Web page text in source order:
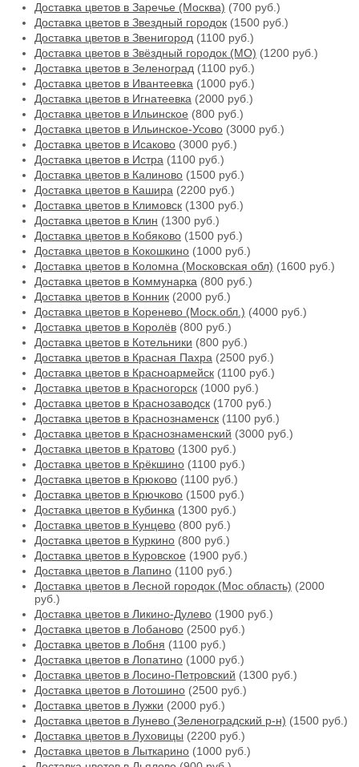
Доставка цветов в Заречье (Москва) (700 руб.)
Доставка цветов в Звездный городок (1500 руб.)
Доставка цветов в Звенигород (1100 руб.)
Доставка цветов в Звёздный городок (МО) (1200 руб.)
Доставка цветов в Зеленоград (1100 руб.)
Доставка цветов в Ивантеевка (1000 руб.)
Доставка цветов в Игнатеевка (2000 руб.)
Доставка цветов в Ильинское (800 руб.)
Доставка цветов в Ильинское-Усово (3000 руб.)
Доставка цветов в Исаково (3000 руб.)
Доставка цветов в Истра (1100 руб.)
Доставка цветов в Калиново (1500 руб.)
Доставка цветов в Кашира (2200 руб.)
Доставка цветов в Климовск (1300 руб.)
Доставка цветов в Клин (1300 руб.)
Доставка цветов в Кобяково (1500 руб.)
Доставка цветов в Кокошкино (1000 руб.)
Доставка цветов в Коломна (Московская обл) (1600 руб.)
Доставка цветов в Коммунарка (800 руб.)
Доставка цветов в Конник (2000 руб.)
Доставка цветов в Коренево (Моск.обл.) (4000 руб.)
Доставка цветов в Королёв (800 руб.)
Доставка цветов в Котельники (800 руб.)
Доставка цветов в Красная Пахра (2500 руб.)
Доставка цветов в Красноармейск (1100 руб.)
Доставка цветов в Красногорск (1000 руб.)
Доставка цветов в Краснозаводск (1700 руб.)
Доставка цветов в Краснознаменск (1100 руб.)
Доставка цветов в Краснознаменский (3000 руб.)
Доставка цветов в Кратово (1300 руб.)
Доставка цветов в Крёкшино (1100 руб.)
Доставка цветов в Крюково (1100 руб.)
Доставка цветов в Крючково (1500 руб.)
Доставка цветов в Кубинка (1300 руб.)
Доставка цветов в Кунцево (800 руб.)
Доставка цветов в Куркино (800 руб.)
Доставка цветов в Куровское (1900 руб.)
Доставка цветов в Лапино (1100 руб.)
Доставка цветов в Лесной городок (Мос область) (2000
руб.)
Доставка цветов в Ликино-Дулево (1900 руб.)
Доставка цветов в Лобаново (2500 руб.)
Доставка цветов в Лобня (1100 руб.)
Доставка цветов в Лопатино (1000 руб.)
Доставка цветов в Лосино-Петровский (1300 руб.)
Доставка цветов в Лотошино (2500 руб.)
Доставка цветов в Лужки (2000 руб.)
Доставка цветов в Лунево (Зеленоградский р-н) (1500 руб.)
Доставка цветов в Луховицы (2200 руб.)
Доставка цветов в Лыткарино (1000 руб.)